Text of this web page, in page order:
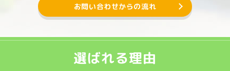
お問い合わせからの流れ
選ばれる理由